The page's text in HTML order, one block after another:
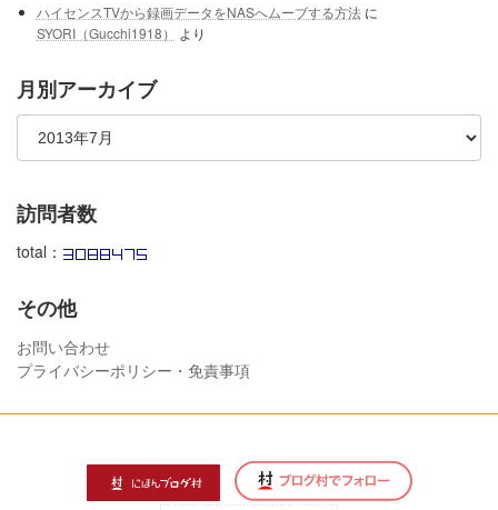
ハイセンスTVから録画データをNASへムーブする方法に
SYORI（Gucchi1918）
より
月別アーカイブ
訪問者数
total：
その他
お問い合わせ
プライバシーポリシー・免責事項